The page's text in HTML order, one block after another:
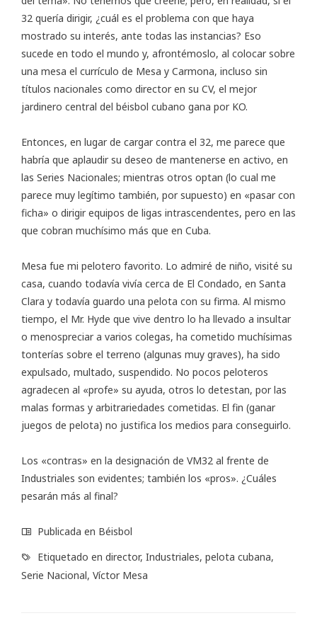
32 quería dirigir, ¿cuál es el problema con que haya
mostrado su interés, ante todas las instancias? Eso
sucede en todo el mundo y, afrontémoslo, al colocar sobre
una mesa el currículo de Mesa y Carmona, incluso sin
títulos nacionales como director en su CV, el mejor
jardinero central del béisbol cubano gana por KO.
Entonces, en lugar de cargar contra el 32, me parece que
habría que aplaudir su deseo de mantenerse en activo, en
las Series Nacionales; mientras otros optan (lo cual me
parece muy legítimo también, por supuesto) en «pasar con
ficha» o dirigir equipos de ligas intrascendentes, pero en las
que cobran muchísimo más que en Cuba.
Mesa fue mi pelotero favorito. Lo admiré de niño, visité su
casa, cuando todavía vivía cerca de El Condado, en Santa
Clara y todavía guardo una pelota con su firma. Al mismo
tiempo, el Mr. Hyde que vive dentro lo ha llevado a insultar
o menospreciar a varios colegas, ha cometido muchísimas
tonterías sobre el terreno (algunas muy graves), ha sido
expulsado, multado, suspendido. No pocos peloteros
agradecen al «profe» su ayuda, otros lo detestan, por las
malas formas y arbitrariedades cometidas. El fin (ganar
juegos de pelota) no justifica los medios para conseguirlo.
Los «contras» en la designación de VM32 al frente de
Industriales son evidentes; también los «pros». ¿Cuáles
pesarán más al final?
Publicada en Béisbol
Etiquetado en director, Industriales, pelota cubana,
Serie Nacional, Víctor Mesa